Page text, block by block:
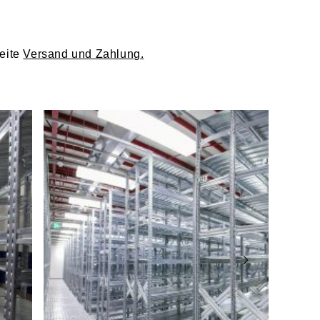
2
gemäß GPSR-Verordnung
2
+39 0464 303030
Versand und Zahlung.